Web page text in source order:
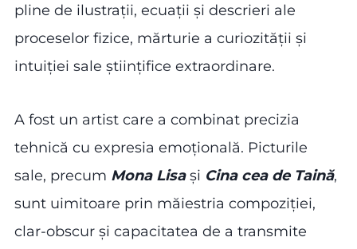
pline de ilustrații, ecuații și descrieri ale
proceselor fizice, mărturie a curiozității și
intuiției sale științifice extraordinare.
A fost un artist care a combinat precizia
tehnică cu expresia emoțională. Picturile
sale, precum Mona Lisași Cina cea de Taină,
sunt uimitoare prin măiestria compoziției,
clar-obscur și capacitatea de a transmite